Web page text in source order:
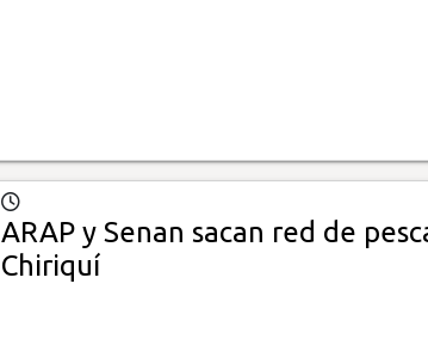
ARAP y Senan sacan red de
Chiriquí